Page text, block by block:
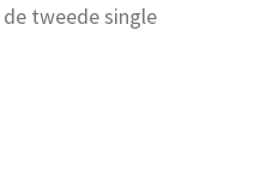
tweede single